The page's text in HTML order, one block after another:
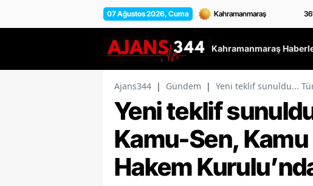
07 Ağustos 2026, Cuma 36
Kahramanmaraş
Ajans344 | Gündem | Yeni teklif sunuldu...
Yeni teklif
Kamu-Sen,
Hakem